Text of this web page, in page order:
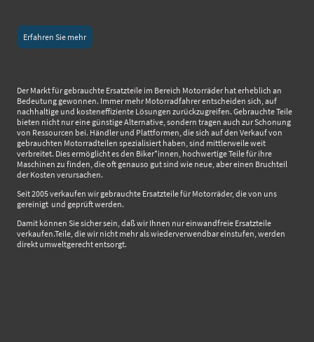
Erfahren Sie mehr
Der Markt für gebrauchte Ersatzteile im Bereich Motorräder hat erheblich an
Bedeutung gewonnen. Immer mehr Motorradfahrer entscheiden sich, auf
nachhaltige und kosteneffiziente Lösungen zurückzugreifen. Gebrauchte Teile
bieten nicht nur eine günstige Alternative, sondern tragen auch zur Schonung
von Ressourcen bei. Händler und Plattformen, die sich auf den Verkauf von
gebrauchten Motorradteilen spezialisiert haben, sind mittlerweile weit
verbreitet. Dies ermöglicht es den Biker*innen, hochwertige Teile für ihre
Maschinen zu finden, die oft genauso gut sind wie neue, aber einen Bruchteil
der Kosten verursachen.
Seit 2005 verkaufen wir gebrauchte Ersatzteile für Motorräder, die von uns
gereinigt und geprüft werden.
Damit können Sie sicher sein, daß wir Ihnen nur einwandfreie Ersatzteile
verkaufen.Teile, die wir nicht mehr als wiederverwendbar einstufen, werden
direkt umweltgerecht entsorgt.